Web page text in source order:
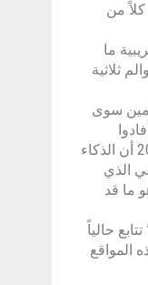
من
2024 كانت النماذج التجريبية ما
ثلاثية
تي – 4” لم يكن يحقق قبل عامين سوى
من الصحفيين أفادوا
باستخدامهم لأدوات الذكاء الاصطناعي في عملهم خلال عام 2024، في حين ذكر 87% من مديري غرف الأخبار في عام 2025 أن الذكاء
الذي
ما قد
حالياً
المواقع